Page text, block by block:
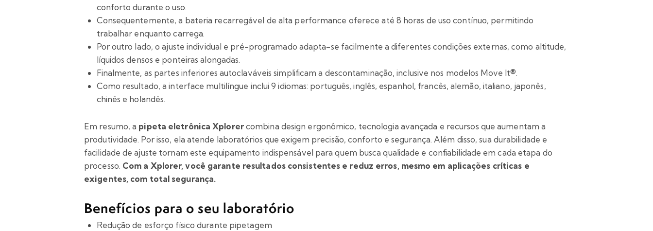
conforto durante o uso.
Consequentemente, a bateria recarregável de alta performance oferece até 8 horas de uso contínuo, permitindo
trabalhar enquanto carrega.
Por outro lado, o ajuste individual e pré-programado adapta-se facilmente a diferentes condições externas, como altitude,
líquidos densos e ponteiras alongadas.
Finalmente, as partes inferiores autoclaváveis simplificam a descontaminação, inclusive nos modelos Move It®.
Como resultado, a interface multilíngue inclui 9 idiomas: português, inglês, espanhol, francês, alemão, italiano, japonês,
chinês e holandês.
Em resumo, a pipeta eletrônica Xplorercombina design ergonômico, tecnologia avançada e recursos que aumentam a
produtividade. Por isso, ela atende laboratórios que exigem precisão, conforto e segurança. Além disso, sua durabilidade e
facilidade de ajuste tornam este equipamento indispensável para quem busca qualidade e confiabilidade em cada etapa do
processo. Com a Xplorer, você garante resultados consistentes e reduz erros, mesmo em aplicações críticas e
exigentes, com total segurança.
Benefícios para o seu laboratório
Redução de esforço físico durante pipetagem